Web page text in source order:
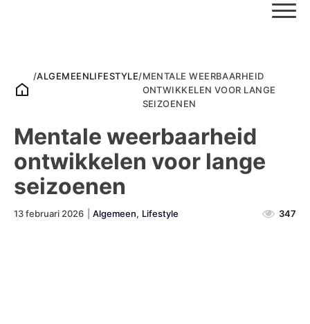
/ALGEMEENLIFESTYLE/MENTALE WEERBAARHEID
ONTWIKKELEN VOOR LANGE
SEIZOENEN
Mentale weerbaarheid
ontwikkelen voor lange
seizoenen
13 februari 2026 Algemeen, Lifestyle 347